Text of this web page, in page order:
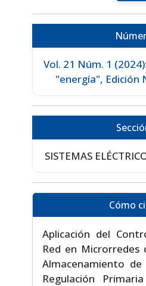
Vol. 21 Núm. 1
"energía", Edición
SISTEMAS
Cómo
Aplicación del
Red en Microrredes
Almacenamiento
Regulación